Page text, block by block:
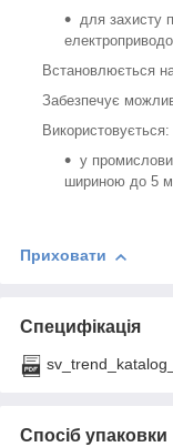
для захисту
Встановлюється
Забезпечує
Використовується:
у
шириною до 5
Приховати
Специфікація
Спосіб упаковки